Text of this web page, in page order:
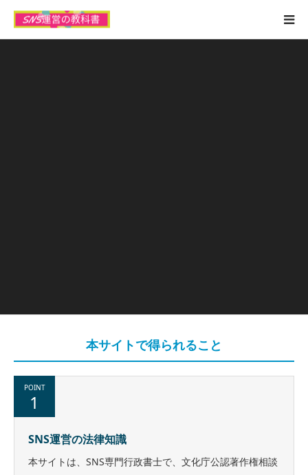
本サイトで得られること
POINT
1
SNS運営の法律知識
本サイトは、SNS専門行政書士で、文化庁公認著作権相談